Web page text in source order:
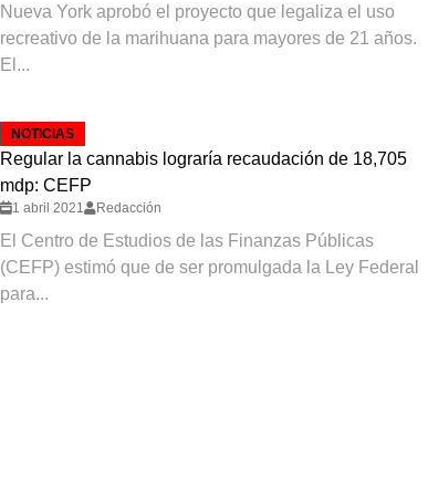
Nueva York aprobó el proyecto que legaliza el uso
recreativo de la marihuana para mayores de 21 años.
El...
NOTICIAS
Regular la cannabis lograría recaudación de 18,705
mdp: CEFP
1 abril 2021 Redacción
El Centro de Estudios de las Finanzas Públicas
(CEFP) estimó que de ser promulgada la Ley Federal
para...